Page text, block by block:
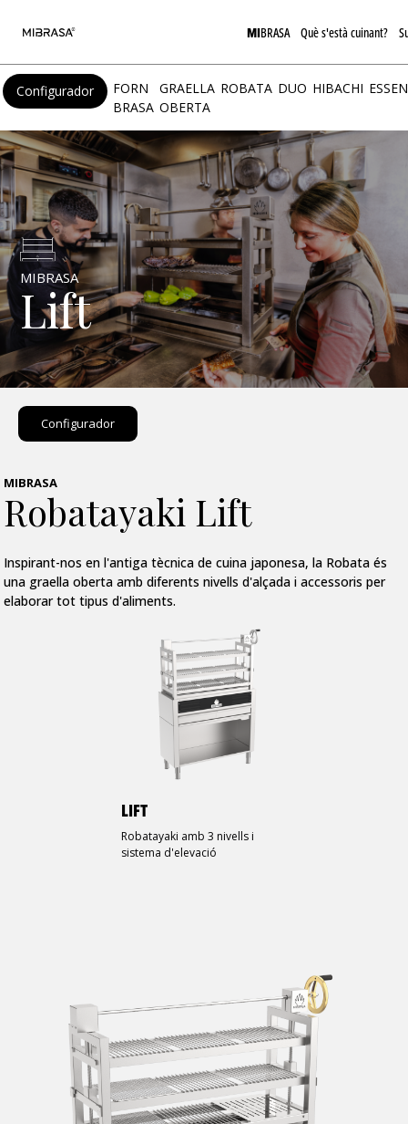
MIBRASA Què s'està cuinant?
Configurador
FORN
BRASA
GRAELLA
OBERTA
ROBATA DUO HIBACHI
MIBRASA
Lift
Configurador
MIBRASA
Robatayaki Lift
Inspirant-nos en l'antiga tècnica de cuina japonesa, la Robata és
una graella oberta amb diferents nivells d'alçada i accessoris per
elaborar tot tipus d'aliments.
LIFT
Robatayaki amb 3 nivells i
sistema d'elevació